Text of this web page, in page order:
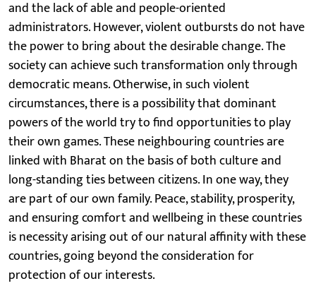
and the lack of able and people-oriented
administrators. However, violent outbursts do not have
the power to bring about the desirable change. The
society can achieve such transformation only through
democratic means. Otherwise, in such violent
circumstances, there is a possibility that dominant
powers of the world try to find opportunities to play
their own games. These neighbouring countries are
linked with Bharat on the basis of both culture and
long-standing ties between citizens. In one way, they
are part of our own family. Peace, stability, prosperity,
and ensuring comfort and wellbeing in these countries
is necessity arising out of our natural affinity with these
countries, going beyond the consideration for
protection of our interests.